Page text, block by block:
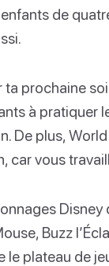
de
prochaine
à pratiquer
De plus,
car vous
Buzz
le plateau de